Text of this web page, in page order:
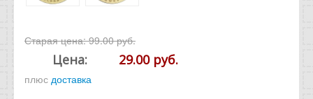
Старая цена:99.00 руб.
Цена: 29.00 руб.
плюс доставка